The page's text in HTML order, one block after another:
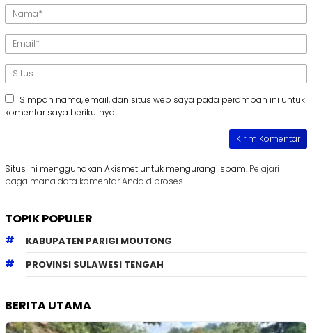
Simpan nama, email, dan situs web saya pada peramban ini untuk
komentar saya berikutnya.
Situs ini menggunakan Akismet untuk mengurangi spam. Pelajari
bagaimana data komentar Anda diproses
TOPIK POPULER
KABUPATEN PARIGI MOUTONG
PROVINSI SULAWESI TENGAH
BERITA UTAMA